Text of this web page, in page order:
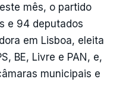
mês, o partido
e 94 deputados
em Lisboa, eleita
BE, Livre e PAN, e,
municipais e